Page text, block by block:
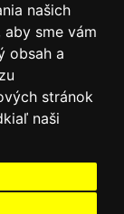
našich
sme vám
obsah a
stránok
naši
20